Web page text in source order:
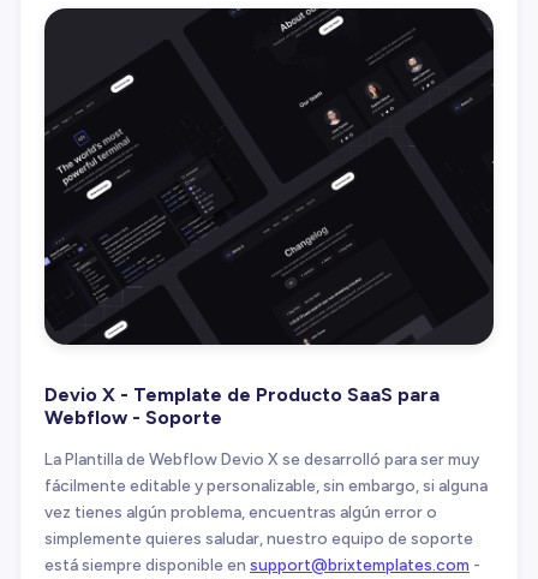
Devio X - Template de Producto SaaS para
Webflow - Soporte
La Plantilla de Webflow Devio X se desarrolló para ser muy
fácilmente editable y personalizable, sin embargo, si alguna
vez tienes algún problema, encuentras algún error o
simplemente quieres saludar, nuestro equipo de soporte
está siempre disponible en support@brixtemplates.com -